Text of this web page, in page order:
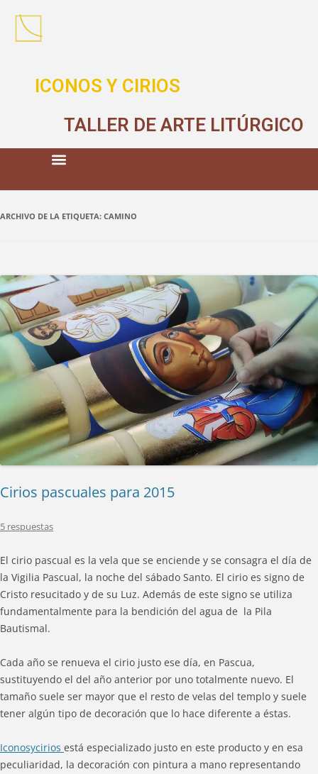
ICONOS Y CIRIOS
TALLER DE ARTE LITÚRGICO
ARCHIVO DE LA ETIQUETA: CAMINO
Cirios pascuales para 2015
5 respuestas
El cirio pascual es la vela que se enciende y se consagra el día de
la Vigilia Pascual, la noche del sábado Santo. El cirio es signo de
Cristo resucitado y de su Luz. Además de este signo se utiliza
fundamentalmente para la bendición del agua de la Pila
Bautismal.
Cada año se renueva el cirio justo ese día, en Pascua,
sustituyendo el del año anterior por uno totalmente nuevo. El
tamaño suele ser mayor que el resto de velas del templo y suele
tener algún tipo de decoración que lo hace diferente a éstas.
Iconosycirios está especializado justo en este producto y en esa
peculiaridad, la decoración con pintura a mano representando